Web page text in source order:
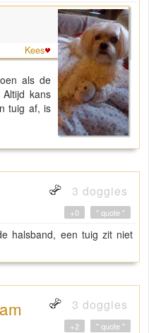
Kees
als de
kans
tuig af, is
3 doggies
" quote "
+0
halsband, een tuig zit niet
3 doggies
" quote "
+2